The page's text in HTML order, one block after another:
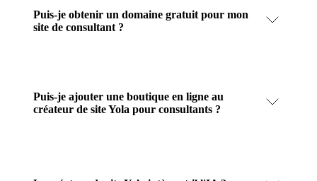
Puis-je obtenir un domaine gratuit pour mon
site de consultant ?
Puis-je ajouter une boutique en ligne au
créateur de site Yola pour consultants ?